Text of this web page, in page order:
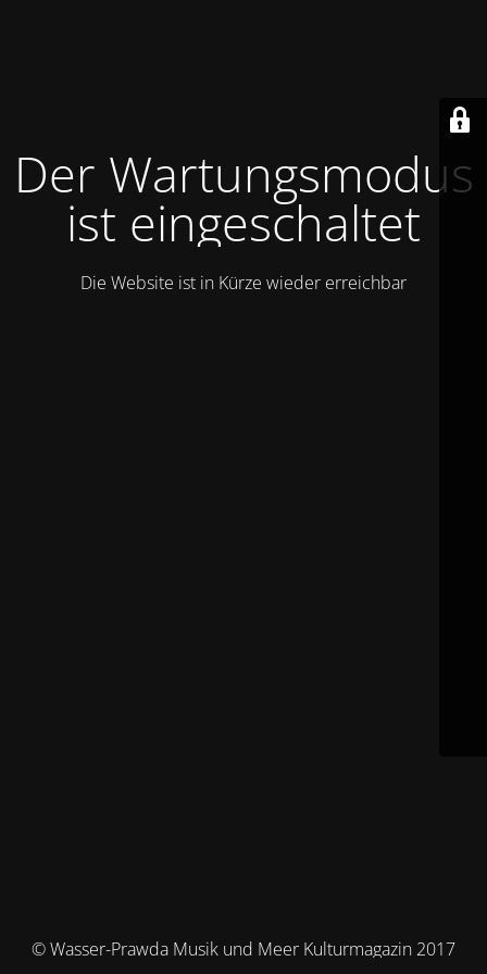
Der Wartungsmodus
ist eingeschaltet
Die Website ist in Kürze wieder erreichbar
© Wasser-Prawda Musik und Meer Kulturmagazin 2017